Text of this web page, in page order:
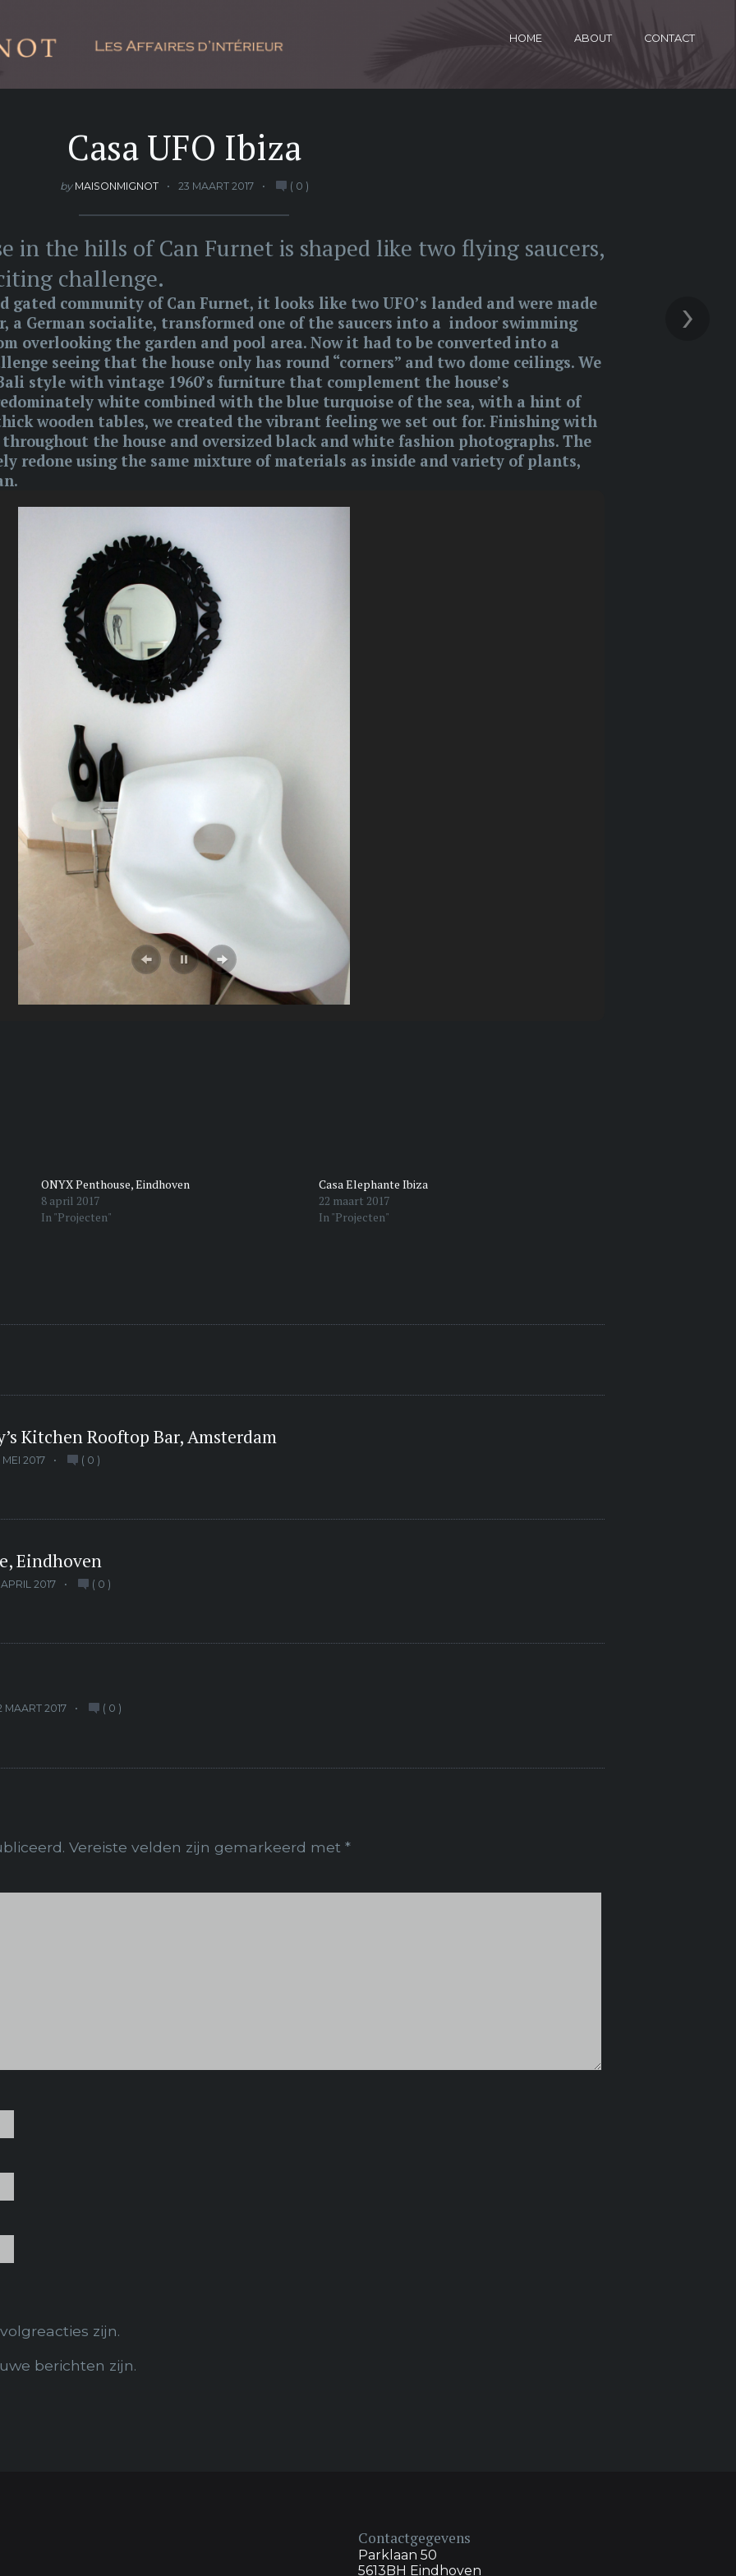
HOME ABOUT CONTACT
›
Casa UFO Ibiza
by MAISONMIGNOT 23 MAART 2017 ( 0 )
in the hills of Can Furnet is shaped like two flying saucers,
challenge.
community of Can Furnet, it looks like two UFO’s landed and were made
a German socialite, transformed one of the saucers into a indoor swimming
overlooking the garden and pool area. Now it had to be converted into a
seeing that the house only has round “corners” and two dome ceilings. We
style with vintage 1960’s furniture that complement the house’s
white combined with the blue turquoise of the sea, with a hint of
wooden tables, we created the vibrant feeling we set out for. Finishing with
the house and oversized black and white fashion photographs. The
redone using the same mixture of materials as inside and variety of plants,
ONYX Penthouse, Eindhoven
8 april 2017
In "Projecten"
Casa Elephante Ibiza
22 maart 2017
In "Projecten"
Kitchen Rooftop Bar, Amsterdam
MEI 2017 ( 0 )
Eindhoven
2017 ( 0 )
MAART 2017 ( 0 )
Vereiste velden zijn gemarkeerd met *
zijn.
berichten zijn.
Contactgegevens
Parklaan 50
5613BH Eindhoven